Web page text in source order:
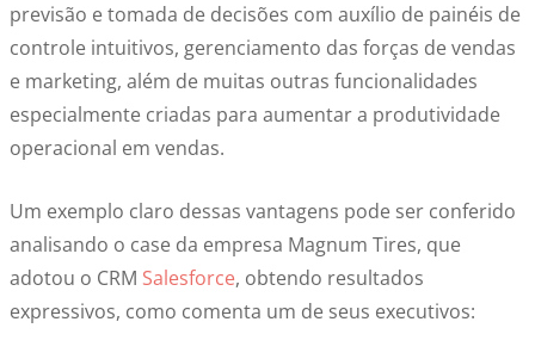
previsão e tomada de decisões com auxílio de painéis de
controle intuitivos, gerenciamento das forças de vendas
e marketing, além de muitas outras funcionalidades
especialmente criadas para aumentar a produtividade
operacional em vendas.
Um exemplo claro dessas vantagens pode ser conferido
analisando o case da empresa Magnum Tires, que
adotou o CRM Salesforce, obtendo resultados
expressivos, como comenta um de seus executivos: